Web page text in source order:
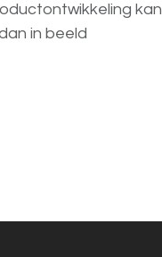
kan
in beeld